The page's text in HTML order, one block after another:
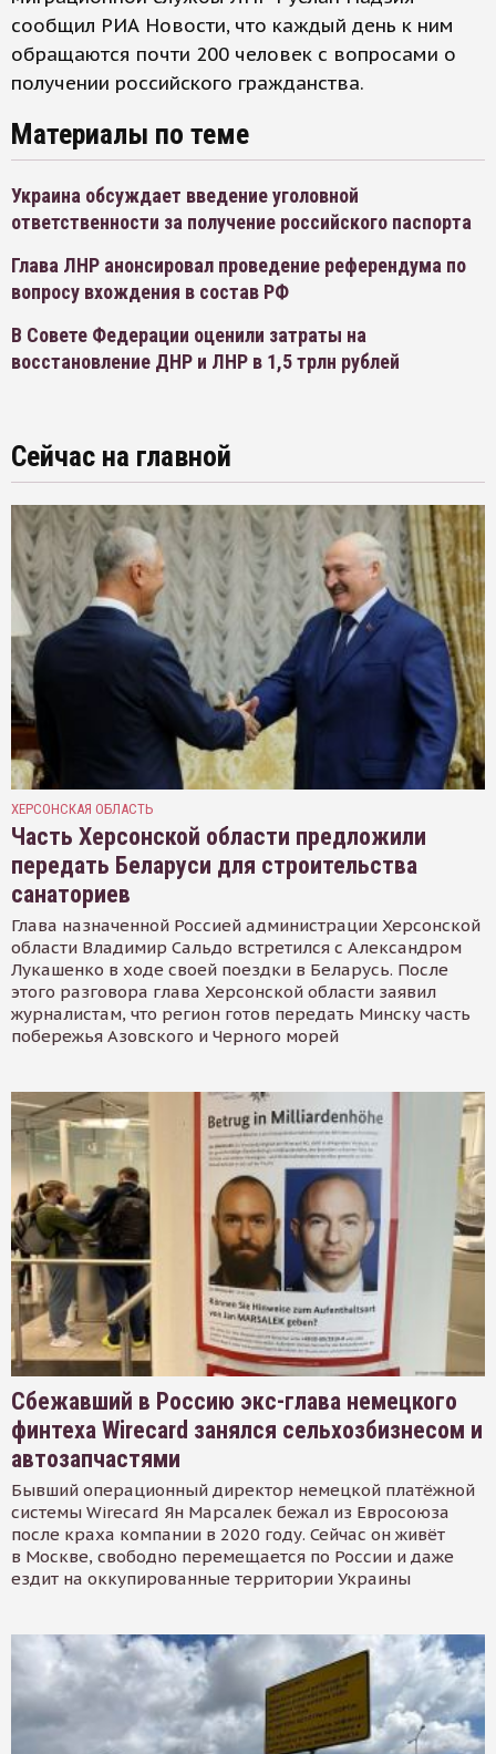
сообщил РИА Новости, что каждый день к ним
обращаются почти 200 человек с вопросами о
получении российского гражданства.
Материалы по теме
Украина обсуждает введение уголовной
ответственности за получение российского паспорта
Глава ЛНР анонсировал проведение референдума по
вопросу вхождения в состав РФ
В Совете Федерации оценили затраты на
восстановление ДНР и ЛНР в 1,5 трлн рублей
Сейчас на главной
ХЕРСОНСКАЯ ОБЛАСТЬ
Часть Херсонской области предложили
передать Беларуси для строительства
санаториев
Глава назначенной Россией администрации Херсонской
области Владимир Сальдо встретился с Александром
Лукашенко в ходе своей поездки в Беларусь. После
этого разговора глава Херсонской области заявил
журналистам, что регион готов передать Минску часть
побережья Азовского и Черного морей
Сбежавший в Россию экс-глава немецкого
финтеха Wirecard занялся сельхозбизнесом и
автозапчастями
Бывший операционный директор немецкой платёжной
системы Wirecard Ян Марсалек бежал из Евросоюза
после краха компании в 2020 году. Сейчас он живёт
в Москве, свободно перемещается по России и даже
ездит на оккупированные территории Украины